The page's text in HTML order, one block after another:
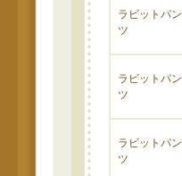
ラビットパン
ツ
ラビットパン
ツ
ラビットパン
ツ